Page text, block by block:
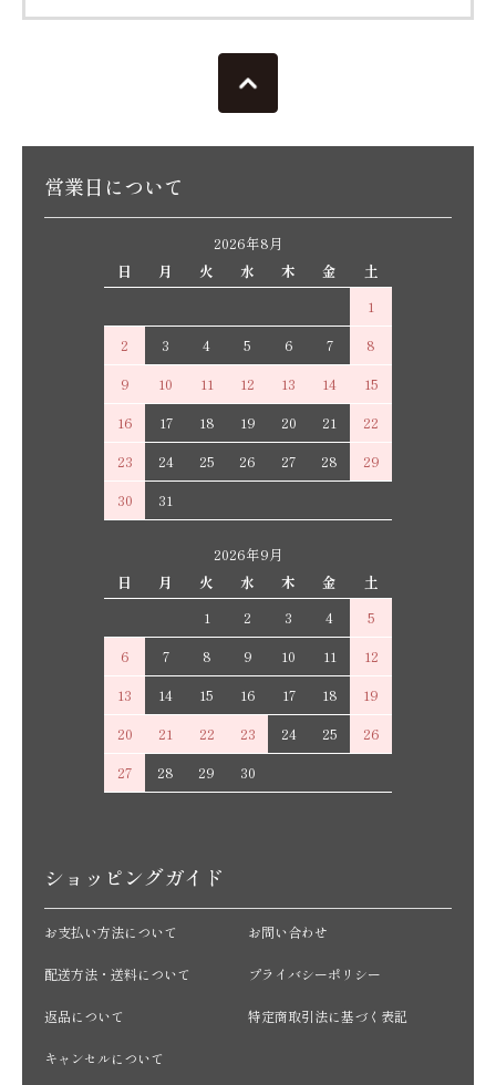
営業日について
2026年8月
日
月 火 水 木 金
土
1
2
3 4 5 6 7
8
9
10 11 12 13 14
15
16
17 18 19 20 21
22
23
24 25 26 27 28
29
30
31
2026年9月
日
月 火 水 木 金
土
1
2 3 4
5
6
7 8 9 10 11
12
13
14 15 16 17 18
19
20
21 22 23 24 25
26
27
28 29 30
ショッピングガイド
お支払い方法について
配送方法・送料について
返品について
キャンセルについて
お問い合わせ
プライバシーポリシー
特定商取引法に基づく表記